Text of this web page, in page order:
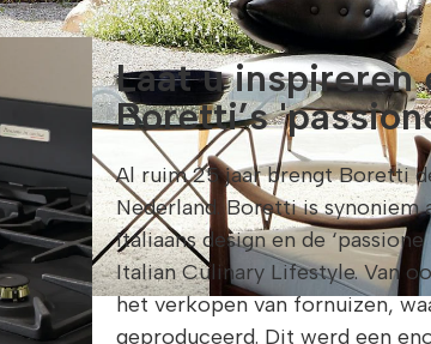
Laat u inspireren
Boretti’s
Al ruim 25 jaar brengt Boretti
Nederland. Boretti is synoniem
Italiaans design en de
Italian Culinary Lifestyle. Van
het verkopen van fornuizen,
geproduceerd. Dit werd een